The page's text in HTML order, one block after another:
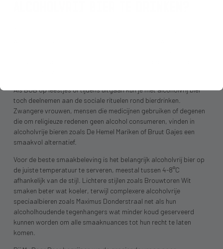
Als BOB op feestjes of tijdens uitgaan kun je met alcoholvrij bier
toch deelnemen aan de sociale rituelen rond bierdrinken.
Zwangere vrouwen, mensen die medicijnen gebruiken of degenen
die om religieuze redenen geen alcohol consumeren, vinden in
alcoholvrije bieren zoals De Hemel Mariken of Bruut Gajes een
smaakvol alternatief.
Voor de beste smaakbeleving is het belangrijk alcoholvrij bier op
de juiste temperatuur te serveren, meestal tussen 4-8°C
afhankelijk van de stijl. Lichtere stijlen zoals Brouwtoren Wit
smaken beter wat koeler, terwijl complexere alcoholvrije
speciaalbieren zoals Maximus Donderstraal net als hun
alcoholhoudende tegenhangers wat minder koud geserveerd
kunnen worden om alle smaaknuances tot hun recht te laten
komen.